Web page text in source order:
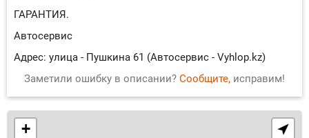
ГАРАНТИЯ.
Автосервис
Адрес: улица - Пушкина 61 (Автосервис - Vyhlop.kz)
Заметили ошибку в описании? Сообщите, исправим!
+